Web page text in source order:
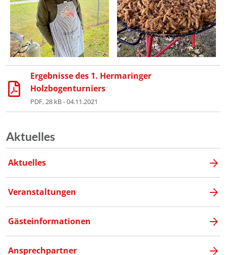
Ergebnisse des 1. Hermaringer
Holzbogenturniers
PDF, 28 kB - 04.11.2021
Aktuelles
Aktuelles
Veranstaltungen
Gästeinformationen
Ansprechpartner